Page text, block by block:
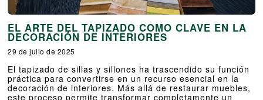
EL ARTE DEL TAPIZADO COMO CLAVE EN LA
DECORACIÓN DE INTERIORES
29 de julio de 2025
El tapizado de sillas y sillones ha trascendido su función
práctica para convertirse en un recurso esencial en la
decoración de interiores. Más allá de restaurar muebles,
este proceso permite transformar completamente un